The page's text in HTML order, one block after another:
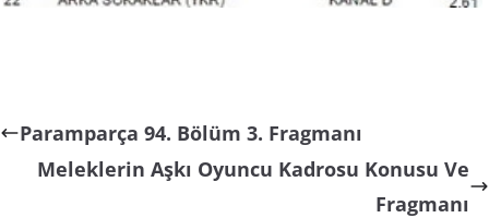
Paramparça 94. Bölüm 3. Fragmanı
Meleklerin Aşkı Oyuncu Kadrosu Konusu Ve
Fragmanı